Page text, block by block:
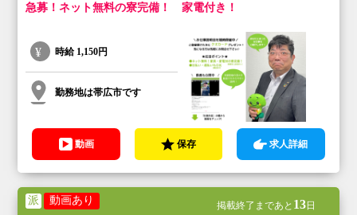
急募！ネット無料の寮完備！ 家電付き！
時給 1,150円
勤務地は帯広市です
動画 保存 求人詳細
派 動画あり 掲載終了まであと 13日